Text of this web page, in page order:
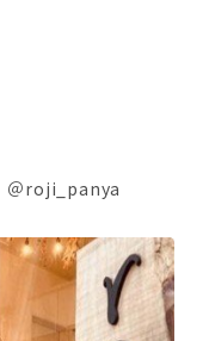
＠roji_panya